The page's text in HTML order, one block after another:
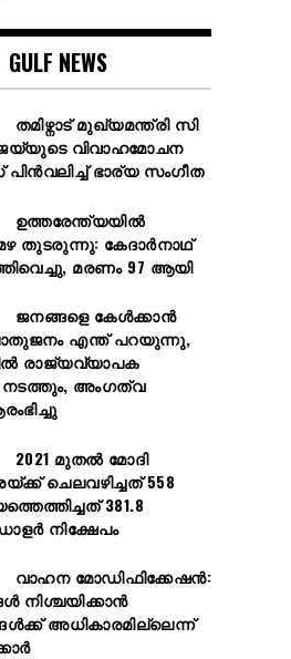
GULF NEWS
തമിഴ്നാട് മുഖ്യമന്ത്രി സി
വിവാഹമോചന
ഭാര്യ സംഗീത
ഉത്തരേന്ത്യയിൽ
തുടരുന്നു: കേദാർനാഥ്
മരണം 97 ആയി
ജനങ്ങളെ കേൾക്കാൻ
എന്ത് പറയുന്നു,
രാജ്യവ്യാപക
നടത്തും, അംഗത്വ
2021 മുതൽ മോദി
ചെലവഴിച്ചത് 558
381.8
നിക്ഷേപം
വാഹന മോഡിഫിക്കേഷൻ:
നിശ്ചയിക്കാൻ
അധികാരമില്ലെന്ന്